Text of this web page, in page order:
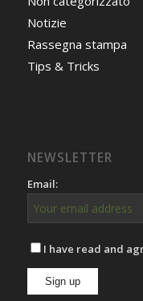
Notizie
Rassegna stampa
Tips & Tricks
NEWSLETTER
Email:
I have read and